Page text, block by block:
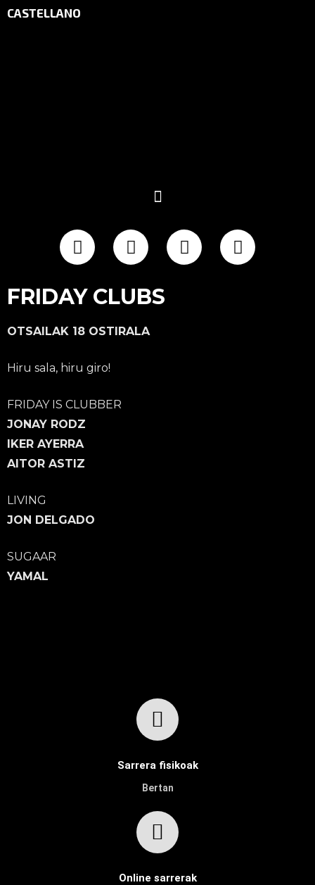
CASTELLANO
FRIDAY CLUBS
OTSAILAK 18 OSTIRALA
Hiru sala, hiru giro!
FRIDAY IS CLUBBER
JONAY RODZ
IKER AYERRA
AITOR ASTIZ
LIVING
JON DELGADO
SUGAAR
YAMAL
Sarrera fisikoak
Bertan
Online sarrerak